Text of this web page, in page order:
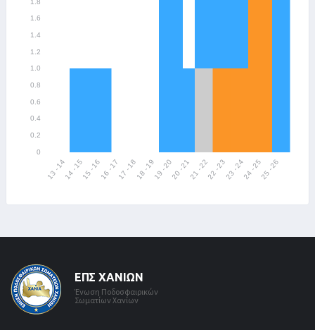
ΕΠΣ ΧΑΝΊΩΝ
Ένωση Ποδοσφαιρικών
Σωματίων Χανίων